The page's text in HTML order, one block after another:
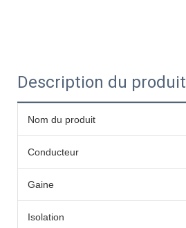
Description du produit
Nom du produit
Conducteur
Gaine
Isolation